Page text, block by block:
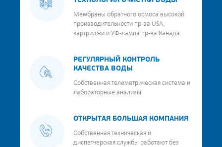
Мембраны обратного осмоса высокой
производительности пр-ва USA,
картриджи и УФ-лампа пр-ва Канада
РЕГУЛЯРНЫЙ КОНТРОЛЬ
КАЧЕСТВА ВОДЫ
Собственная телеметрическая система и
лабораторные анализы
ОТКРЫТАЯ БОЛЬШАЯ КОМПАНИЯ
Собственная техническая и
диспетчерская службы работают без